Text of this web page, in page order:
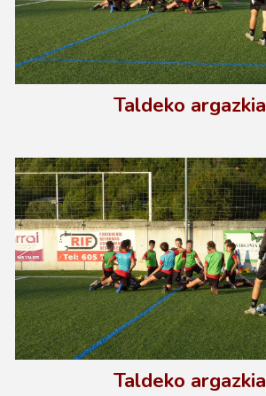
Taldeko argazkia
Taldeko argazkia